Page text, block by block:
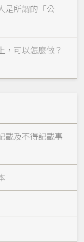
是所謂的「公
，可以怎麼做？
載及不得記載事